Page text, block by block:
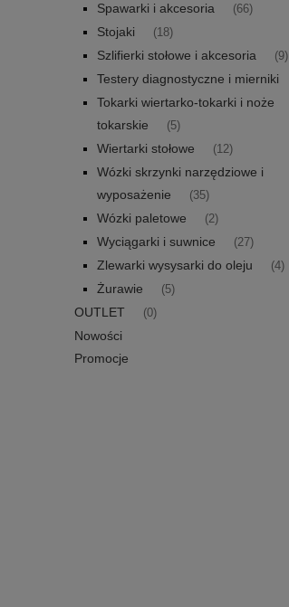
Spawarki i akcesoria (66)
Stojaki (18)
Szlifierki stołowe i akcesoria (9)
Testery diagnostyczne i mierniki
Tokarki wiertarko-tokarki i noże
tokarskie
(5)
Wiertarki stołowe (12)
Wózki skrzynki narzędziowe i
wyposażenie
(35)
Wózki paletowe (2)
Wyciągarki i suwnice (27)
Zlewarki wysysarki do oleju (4)
Żurawie (5)
OUTLET (0)
Nowości
Promocje